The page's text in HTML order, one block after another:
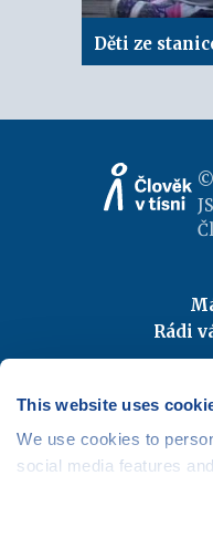
This website uses
We use cookies to
social media features
media, advertising and
Děti ze
©
Rádi
Mapa